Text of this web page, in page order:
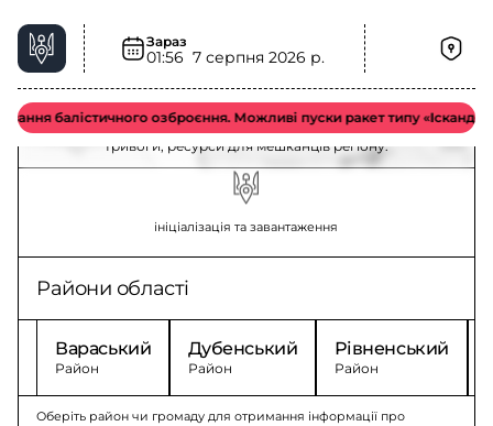
Зараз
01:56 7 серпня 2026 р.
балістичного озброєння. Можливі пуски ракет типу
Рівненська область – ситуація та безпека
Актуальна інформація у Рівненській області: безпека,
тривоги, ресурси для мешканців регіону.
ініціалізація та завантаження
Райони області
Вараський
Район
Дубенський
Район
Рівненський
Район
Оберіть район чи громаду для отримання інформації про